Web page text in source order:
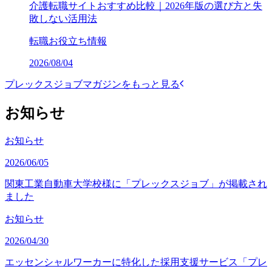
介護転職サイトおすすめ比較｜2026年版の選び方と失
敗しない活用法
転職お役立ち情報
2026/08/04
プレックスジョブマガジンをもっと見る
お知らせ
お知らせ
2026/06/05
関東工業自動車大学校様に「プレックスジョブ」が掲載され
ました
お知らせ
2026/04/30
エッセンシャルワーカーに特化した採用支援サービス「プレ